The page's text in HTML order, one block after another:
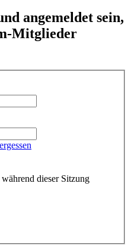
angemeldet sein,
Mitglieder
dieser Sitzung